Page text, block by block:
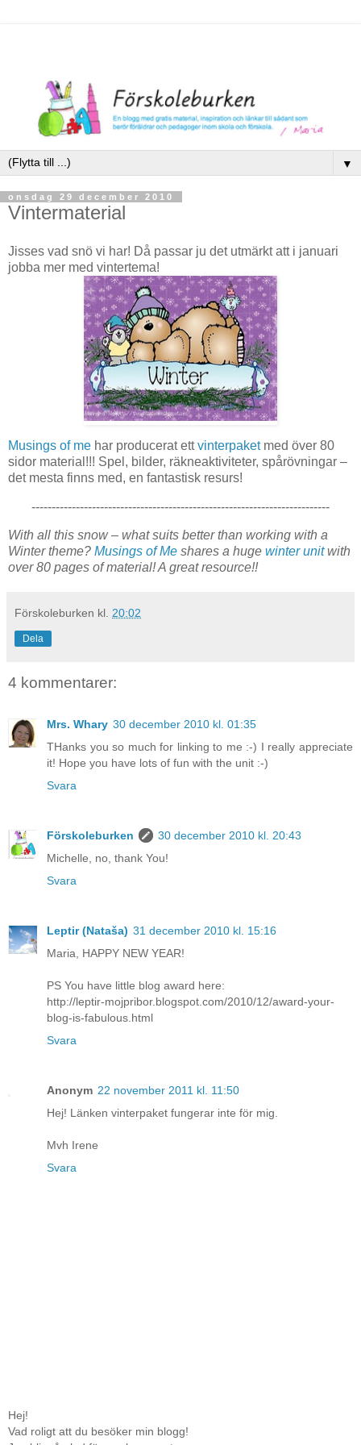
▼
onsdag 29 december 2010
Vintermaterial
Jisses vad snö vi har! Då passar ju det utmärkt att i januari
jobba mer med vintertema!
Musings of me har producerat ettvinterpaketmed över 80
sidor material!!! Spel, bilder, räkneaktiviteter, spårövningar –
det mesta finns med, en fantastisk resurs!
--------------------------------------------------------------------------
With all this snow – what suits better than working with a
Winter theme? Musings of Me shares a huge winter unitwith
over 80 pages of material! A great resource!!
Förskoleburken kl. 20:02
Dela
4 kommentarer:
Mrs. Whary 30 december 2010 kl. 01:35
THanks you so much for linking to me :-) I really appreciate
it! Hope you have lots of fun with the unit :-)
Svara
Förskoleburken
30 december 2010 kl. 20:43
Michelle, no, thank You!
Svara
Leptir (Nataša) 31 december 2010 kl. 15:16
Maria, HAPPY NEW YEAR!
PS You have little blog award here:
http://leptir-mojpribor.blogspot.com/2010/12/award-your-
blog-is-fabulous.html
Svara
Anonym 22 november 2011 kl. 11:50
Hej! Länken vinterpaket fungerar inte för mig.
Mvh Irene
Svara
Hej!
Vad roligt att du besöker min blogg!